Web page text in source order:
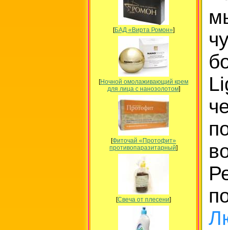
[БАД «Вирта Ромон»]
[Ночной омолаживающий крем
для лица с нанозолотом]
[Фиточай «Протофит»
противопаразитарный]
[Свеча от плесени]